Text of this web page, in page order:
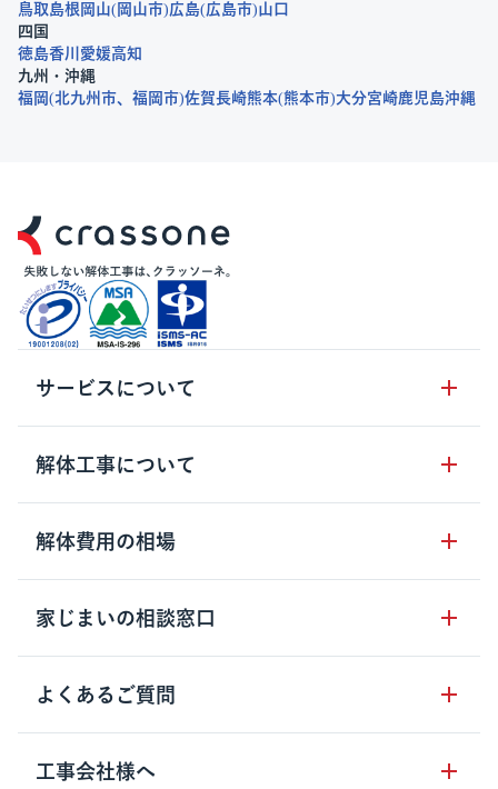
鳥取島根 岡山 岡山市 広島 広島市 山口
四国
徳島香川 愛媛高知
九州・沖縄
福岡
北九州市 福岡市 佐賀長崎熊本 熊本市 大分宮崎鹿児島沖縄
サービスについて
サービスの流れ
サービスのメリット
クラッソーネの自治体連携
お客さまの声
解体工事について
解体工事の基礎知識
解体工事に関わる法律
用語集
解体費用の相場
木造住宅の相場
鉄骨造住宅の相場
RC造住宅の相場
家じまいの相談窓口
家じまいの相談窓口
よくあるご質問
クラッソーネの利用方法
工事会社様へ